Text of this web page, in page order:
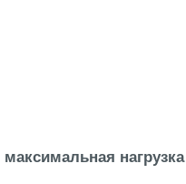
нагрузка